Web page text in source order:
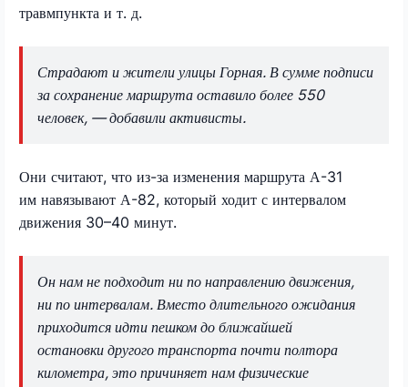
травмпункта и т. д.
Страдают и жители улицы Горная. В сумме подписи
за сохранение маршрута оставило более 550
человек, — добавили активисты.
Они считают, что из-за изменения маршрута А-31
им навязывают А-82, который ходит с интервалом
движения 30–40 минут.
Он нам не подходит ни по направлению движения,
ни по интервалам. Вместо длительного ожидания
приходится идти пешком до ближайшей
остановки другого транспорта почти полтора
километра, это причиняет нам физические